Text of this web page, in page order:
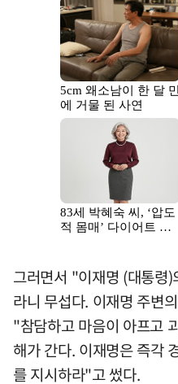
그러면서 "이재명 (대통령
라니 무섭다. 이재명 주변
"참담하고 마음이 아프고
해가 간다. 이재명은 즉각
를 지시하라"고 썼다.